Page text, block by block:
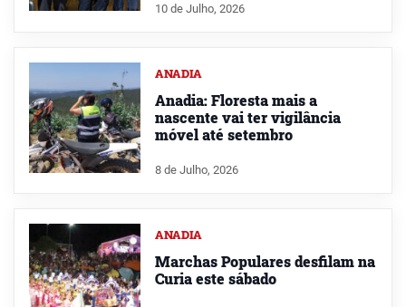
10 de Julho, 2026
ANADIA
Anadia: Floresta mais a
nascente vai ter vigilância
móvel até setembro
8 de Julho, 2026
ANADIA
Marchas Populares desfilam na
Curia este sábado